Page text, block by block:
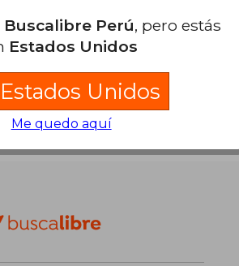
Buscalibre Perú, pero estás
Estados Unidos
Unidos
Me quedo aquí